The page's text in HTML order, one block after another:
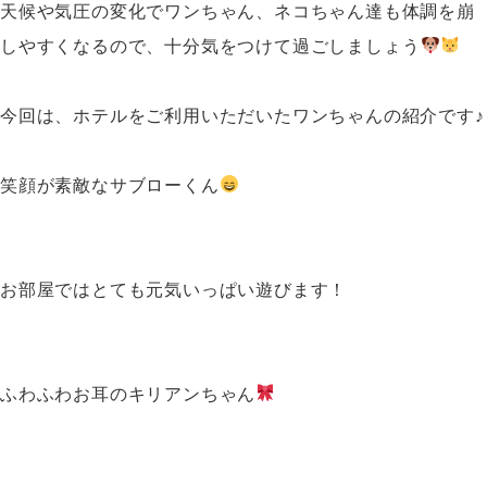
天候や気圧の変化でワンちゃん、ネコちゃん達も体調を崩
しやすくなるので、十分気をつけて過ごしましょう
今回は、ホテルをご利用いただいたワンちゃんの紹介です♪
笑顔が素敵なサブローくん
お部屋ではとても元気いっぱい遊びます！
ふわふわお耳のキリアンちゃん